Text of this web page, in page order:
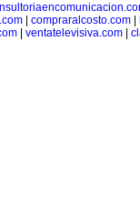
| compraralcosto.com|
ventatelevisiva.com